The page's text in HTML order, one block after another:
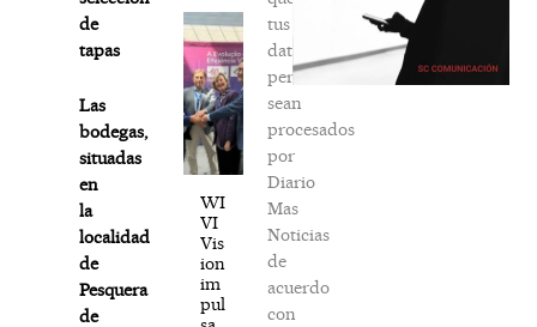
de
tapas
Las
bodegas,
situadas
en
la
localidad
de
Pesquera
de
WI
VI
Vis
ion
im
pul
tus
datos
personales
sean
procesados
por
Diario
Mas
Noticias
de
acuerdo
con